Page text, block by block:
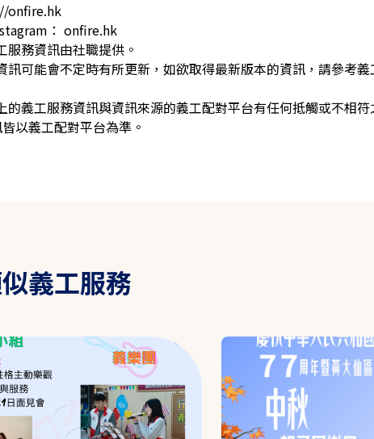
onfire.hk
： onfire.hk
服務資訊由社職提供。
訊可能會不定時有所更新，如欲取得最新版本的資訊，請參考義
的義工服務資訊與資訊來源的義工配對平台有任何抵觸或不相符
以義工配對平台為準。
義工服務